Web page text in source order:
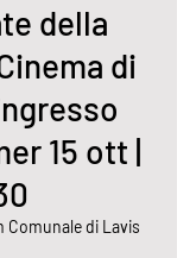
della
di
15 ott |
Comunale di Lavis